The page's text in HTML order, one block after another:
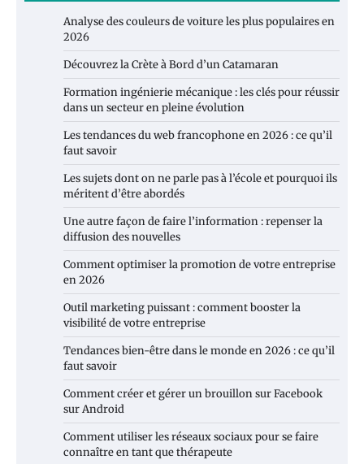
Analyse des couleurs de voiture les plus populaires en
2026
Découvrez la Crète à Bord d’un Catamaran
Formation ingénierie mécanique : les clés pour réussir
dans un secteur en pleine évolution
Les tendances du web francophone en 2026 : ce qu’il
faut savoir
Les sujets dont on ne parle pas à l’école et pourquoi ils
méritent d’être abordés
Une autre façon de faire l’information : repenser la
diffusion des nouvelles
Comment optimiser la promotion de votre entreprise
en 2026
Outil marketing puissant : comment booster la
visibilité de votre entreprise
Tendances bien-être dans le monde en 2026 : ce qu’il
faut savoir
Comment créer et gérer un brouillon sur Facebook
sur Android
Comment utiliser les réseaux sociaux pour se faire
connaître en tant que thérapeute